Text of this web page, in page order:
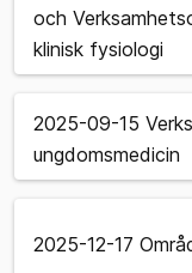
och
klinisk fysiologi
2025-09-15
ungdomsmedicin
2025-12-17